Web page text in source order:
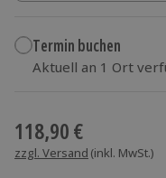
Termin buchen
Aktuell an 1 Ort
118,90 €
zzgl. Versand (inkl. MwSt.)